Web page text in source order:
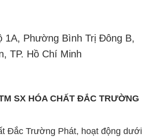
1A, Phường Bình Trị Đông B,
TP. Hồ Chí Minh
SX HÓA CHẤT ĐẮC TRƯỜNG
Đắc Trường Phát, hoạt động dưới